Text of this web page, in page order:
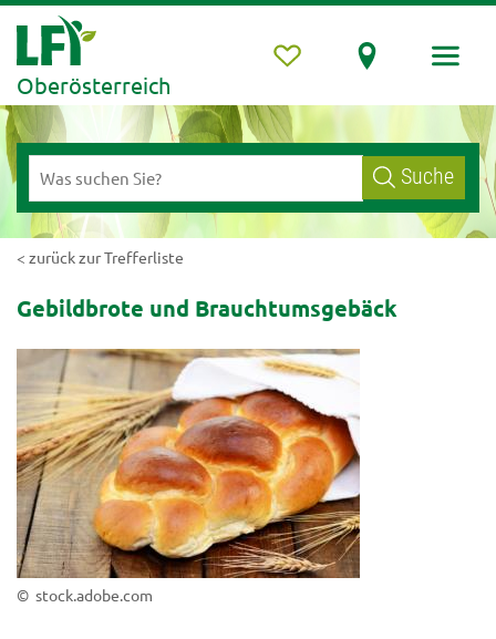
Oberösterreich
Suche
< zurück zur Trefferliste
Gebildbrote und Brauchtumsgebäck
© stock.adobe.com